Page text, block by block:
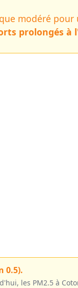
modéré
prolongés à
0.5).
les PM2.5 à